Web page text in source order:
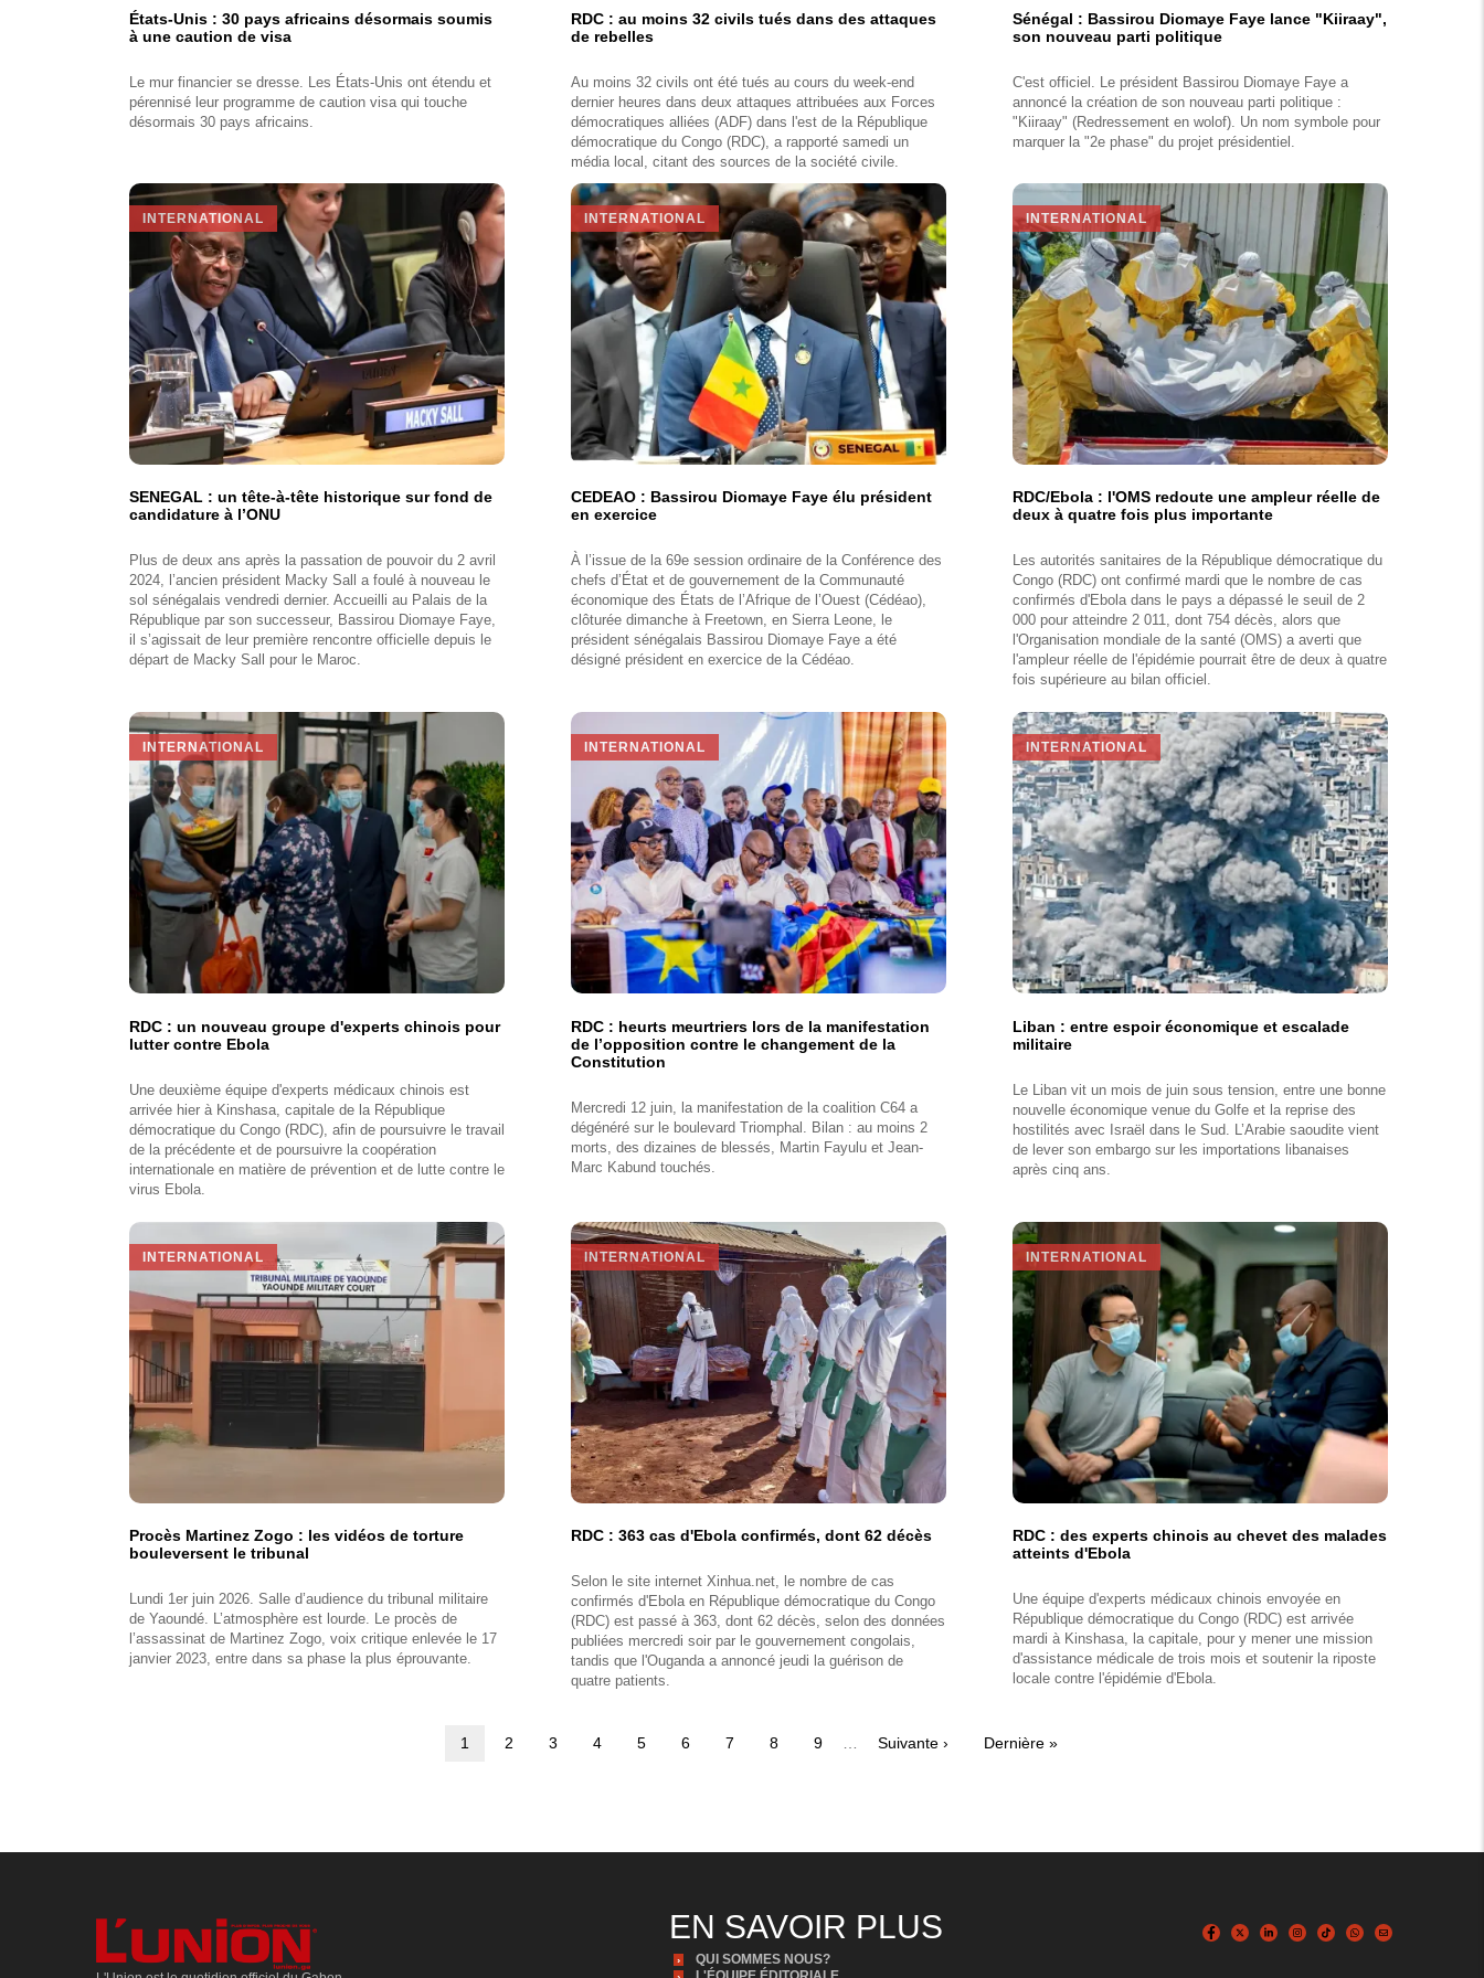
États-Unis : 30 pays africains désormais soumis
à une caution de visa
Le mur financier se dresse. Les États-Unis ont étendu et
pérennisé leur programme de caution visa qui touche
désormais 30 pays africains.
RDC : au moins 32 civils tués dans des attaques
de rebelles
Au moins 32 civils ont été tués au cours du week-end
dernier heures dans deux attaques attribuées aux Forces
démocratiques alliées (ADF) dans l'est de la République
démocratique du Congo (RDC), a rapporté samedi un
média local, citant des sources de la société civile.
Sénégal : Bassirou Diomaye Faye lance "Kiiraay",
son nouveau parti politique
C'est officiel. Le président Bassirou Diomaye Faye a
annoncé la création de son nouveau parti politique :
"Kiiraay" (Redressement en wolof). Un nom symbole pour
marquer la "2e phase" du projet présidentiel.
INTERNATIONAL
SENEGAL : un tête-à-tête historique sur fond de
candidature à l’ONU
Plus de deux ans après la passation de pouvoir du 2 avril
2024, l’ancien président Macky Sall a foulé à nouveau le
sol sénégalais vendredi dernier. Accueilli au Palais de la
République par son successeur, Bassirou Diomaye Faye,
il s’agissait de leur première rencontre officielle depuis le
départ de Macky Sall pour le Maroc.
INTERNATIONAL
CEDEAO : Bassirou Diomaye Faye élu président
en exercice
À l’issue de la 69e session ordinaire de la Conférence des
chefs d’État et de gouvernement de la Communauté
économique des États de l’Afrique de l’Ouest (Cédéao),
clôturée dimanche à Freetown, en Sierra Leone, le
président sénégalais Bassirou Diomaye Faye a été
désigné président en exercice de la Cédéao.
INTERNATIONAL
RDC/Ebola : l'OMS redoute une ampleur réelle de
deux à quatre fois plus importante
Les autorités sanitaires de la République démocratique du
Congo (RDC) ont confirmé mardi que le nombre de cas
confirmés d'Ebola dans le pays a dépassé le seuil de 2
000 pour atteindre 2 011, dont 754 décès, alors que
l'Organisation mondiale de la santé (OMS) a averti que
l'ampleur réelle de l'épidémie pourrait être de deux à quatre
fois supérieure au bilan officiel.
INTERNATIONAL
RDC : un nouveau groupe d'experts chinois pour
lutter contre Ebola
Une deuxième équipe d'experts médicaux chinois est
arrivée hier à Kinshasa, capitale de la République
démocratique du Congo (RDC), afin de poursuivre le travail
de la précédente et de poursuivre la coopération
internationale en matière de prévention et de lutte contre le
virus Ebola.
INTERNATIONAL
RDC : heurts meurtriers lors de la manifestation
de l’opposition contre le changement de la
Constitution
Mercredi 12 juin, la manifestation de la coalition C64 a
dégénéré sur le boulevard Triomphal. Bilan : au moins 2
morts, des dizaines de blessés, Martin Fayulu et Jean-
Marc Kabund touchés.
INTERNATIONAL
Liban : entre espoir économique et escalade
militaire
Le Liban vit un mois de juin sous tension, entre une bonne
nouvelle économique venue du Golfe et la reprise des
hostilités avec Israël dans le Sud. L’Arabie saoudite vient
de lever son embargo sur les importations libanaises
après cinq ans.
INTERNATIONAL
Procès Martinez Zogo : les vidéos de torture
bouleversent le tribunal
Lundi 1er juin 2026. Salle d’audience du tribunal militaire
de Yaoundé. L’atmosphère est lourde. Le procès de
l’assassinat de Martinez Zogo, voix critique enlevée le 17
janvier 2023, entre dans sa phase la plus éprouvante.
INTERNATIONAL
RDC : 363 cas d'Ebola confirmés, dont 62 décès
Selon le site internet Xinhua.net, le nombre de cas
confirmés d'Ebola en République démocratique du Congo
(RDC) est passé à 363, dont 62 décès, selon des données
publiées mercredi soir par le gouvernement congolais,
tandis que l'Ouganda a annoncé jeudi la guérison de
quatre patients.
INTERNATIONAL
RDC : des experts chinois au chevet des malades
atteints d'Ebola
Une équipe d'experts médicaux chinois envoyée en
République démocratique du Congo (RDC) est arrivée
mardi à Kinshasa, la capitale, pour y mener une mission
d'assistance médicale de trois mois et soutenir la riposte
locale contre l'épidémie d'Ebola.
Page
1 Page
2 Page
3 Page
4 Page
5 Page
6 Page
7 Page
8 Page
9
Page
Suivante ›
Dernière
Dernière »
EN SAVOIR PLUS
QUI SOMMES NOUS?